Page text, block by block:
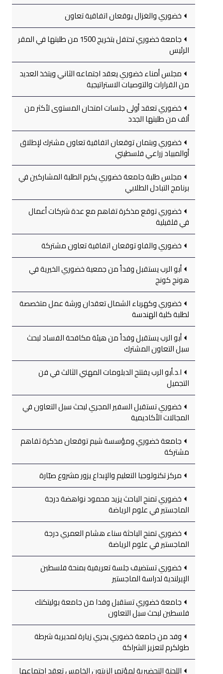
خضوري والغزال يوقعان اتفاقية تعاون
جامعة خضوري تحتفل بتخريج 1500 من طلبتها في المقر
الرئيس
مجلس أمناء خضوري يعقد اجتماعه الثاني ويتخذ العديد
من القرارات والتوصيات الاستراتيجية
خضوري تعقد أولى جلسات امتحان المستوى لأكثر من
ألف من طلبتها الجدد
خضوري وبتمان توقعان اتفاقية تعاون مشترك لإطلاق
أوالمبياد زراعي فلسطيني
مجلس طلبة جامعة خضوري يكرم الطلبة المشاركين في
برنامج التبادل الطلابي
خضوري توقع مذكرة تفاهم مع عدة شركات أعمال
في قلقيلية
خضوري والفاو توقعان اتفاقية تعاون مشتركة
أبو الرب يستقبل وفداً من جمعية خضوري الخيرية في
هونج كونج
خضوري وكهرباء الشمال تعقدان ورشة عمل متخصصة
لطلبة كلية الهندسة
أبو الرب يستقبل وفداً من هيئة مكافحة الفساد لبحث
سبل التعاون المشترك
ا.د.أبو الرب يفتتح الدبلومات المهني الثالث في فن
التجميل
خضوري تستقبل السفير المجري لبحث سبل التعاون في
المجالات الأكاديمية
جامعة خضوري ومؤسسة شيم توقعان مذكرة تفاهم
مشتركة
مركز تكنولوجيا التعليم والإبداع يزور مشروع صبّارة
خضوري تمنح الباحث يزيد محمود نواهضة درجة
الماجستير في علوم الرياضة
خضوري تمنح الباحثة سناء هشام العمري درجة
الماجستير في علوم الرياضة
خضوري تستضيف جلسة تعريفية بمنحة فلسطين
الإيرلندية لدراسة الماجستير
جامعة خضوري تستقبل وفدا من جامعة بوليتكنك
فلسطين لبحث سبل التعاون
وفد من جامعة خضوري يجري زيارة لمديرية شرطة
طولكرم لتعزيز الشراكة
اللجنة التحضيرية لمؤتمر الزيتون الخامس تعقد اجتماعها